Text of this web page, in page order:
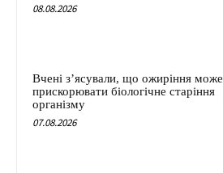
08.08.2026
Вчені з’ясували, що ожиріння може
прискорювати біологічне старіння
організму
07.08.2026